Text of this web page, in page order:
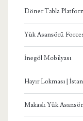
Döner Tabla
Yük Asansörü
İnegöl Mobilyası
Hayır Lokması |
Makaslı Yük